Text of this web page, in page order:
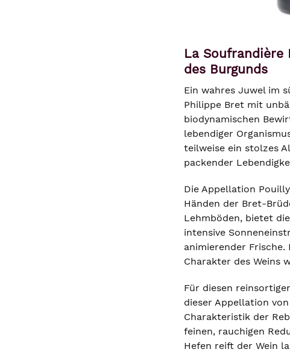
La Soufrandière
des Burgunds
Ein wahres Juwel im
Philippe Bret mit
biodynamischen
lebendiger
teilweise ein stolzes
packender
Die Appellation
Händen der Bret-
Lehmböden, bietet
intensive
animierender
Charakter des Weins
Für diesen
dieser Appellation
Charakteristik der
feinen, rauchigen
Hefen reift der Wein